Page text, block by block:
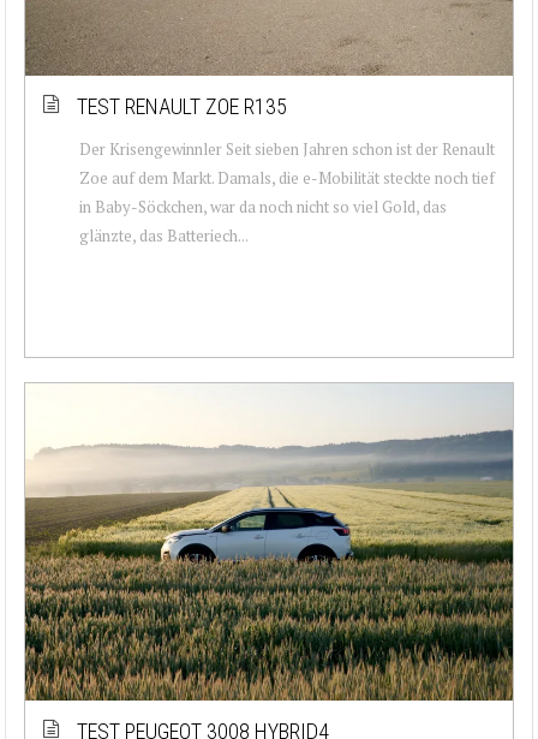
TEST RENAULT ZOE R135
Der Krisengewinnler Seit sieben Jahren schon ist der Renault
Zoe auf dem Markt. Damals, die e-Mobilität steckte noch tief
in Baby-Söckchen, war da noch nicht so viel Gold, das
glänzte, das Batteriech...
TEST PEUGEOT 3008 HYBRID4